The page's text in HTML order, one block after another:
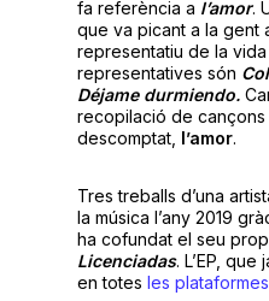
fa referència a l’amor.
que va picant a la gent
representatiu de la vida
representatives són
Déjame durmiendo.
recopilació de
descomptat, l’amor.
Tres treballs d’una
la música l’any 2019
ha cofundat el seu
Licenciadas. L’EP,
en totes les